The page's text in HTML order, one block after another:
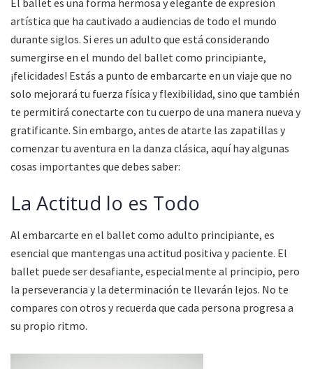
artística que ha cautivado a audiencias de todo el mundo
durante siglos. Si eres un adulto que está considerando
sumergirse en el mundo del ballet como principiante,
¡felicidades! Estás a punto de embarcarte en un viaje que no
solo mejorará tu fuerza física y flexibilidad, sino que también
te permitirá conectarte con tu cuerpo de una manera nueva y
gratificante. Sin embargo, antes de atarte las zapatillas y
comenzar tu aventura en la danza clásica, aquí hay algunas
cosas importantes que debes saber:
La Actitud lo es Todo
Al embarcarte en el ballet como adulto principiante, es
esencial que mantengas una actitud positiva y paciente. El
ballet puede ser desafiante, especialmente al principio, pero
la perseverancia y la determinación te llevarán lejos. No te
compares con otros y recuerda que cada persona progresa a
su propio ritmo.